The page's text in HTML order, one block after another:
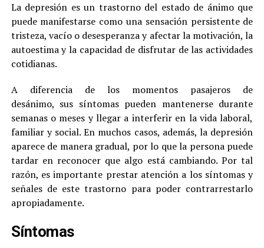
La depresión es un trastorno del estado de ánimo que
puede manifestarse como una sensación persistente de
tristeza, vacío o desesperanza y afectar la motivación, la
autoestima y la capacidad de disfrutar de las actividades
cotidianas.
A diferencia de los momentos pasajeros de
desánimo, sus síntomas pueden mantenerse durante
semanas o meses y llegar a interferir en la vida laboral,
familiar y social. En muchos casos, además, la depresión
aparece de manera gradual, por lo que la persona puede
tardar en reconocer que algo está cambiando. Por tal
razón, es importante prestar atención a los síntomas y
señales de este trastorno para poder contrarrestarlo
apropiadamente.
Síntomas